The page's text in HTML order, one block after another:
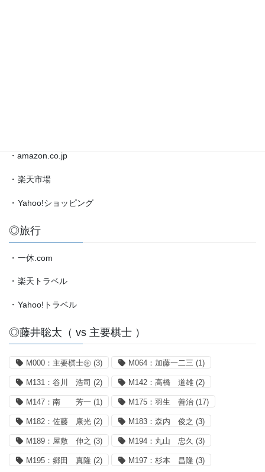
・amazon.co.jp
・ 楽天市場
・ Yahoo!ショッピング
◎旅行
・ 一休.com
・ 楽天トラベル
・ Yahoo!トラベル
◎藤井聡太（ vs 主要棋士 ）
M000：主要棋士㊟ (3) M064：加藤一二三 (1)
M131：谷川 浩司 (2) M142：高橋 道雄 (2)
M147：南 芳一 (1) M175：羽生 善治 (17)
M182：佐藤 康光 (2) M183：森内 俊之 (3)
M189：屋敷 伸之 (3) M194：丸山 忠久 (3)
M195：郷田 真隆 (2) M197：杉本 昌隆 (3)